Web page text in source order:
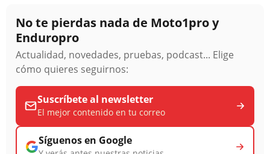
No te pierdas nada de Moto1pro y
Enduropro
Actualidad, novedades, pruebas, podcast... Elige
cómo quieres seguirnos:
Suscríbete al newsletter
El mejor contenido en tu correo
Síguenos en Google